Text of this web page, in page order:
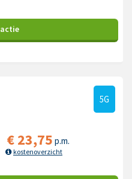
actie
5G
€23,75 p.m.
kostenoverzicht